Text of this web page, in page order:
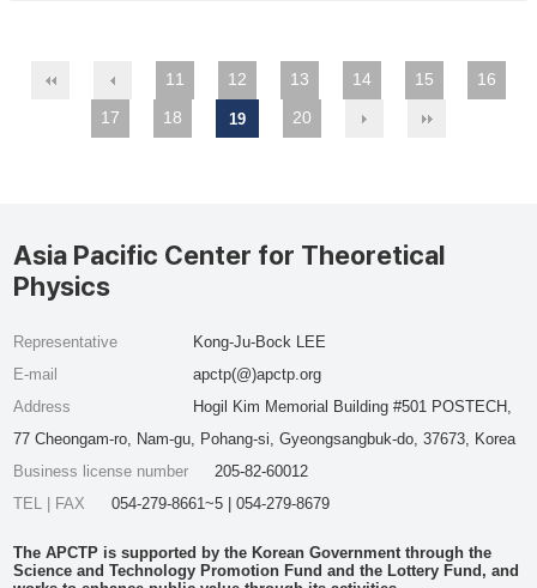
11 12 13 14 15
16
17
18 19 20
Asia Pacific Center for Theoretical
Physics
Representative
Kong-Ju-Bock LEE
E-mail
apctp(@)apctp.org
Address
Hogil Kim Memorial Building #501 POSTECH,
77 Cheongam-ro, Nam-gu, Pohang-si, Gyeongsangbuk-do, 37673, Korea
Business license number
205-82-60012
TEL | FAX
054-279-8661~5 | 054-279-8679
The APCTP is supported by the Korean Government through the
Science and Technology Promotion Fund and the Lottery Fund, and